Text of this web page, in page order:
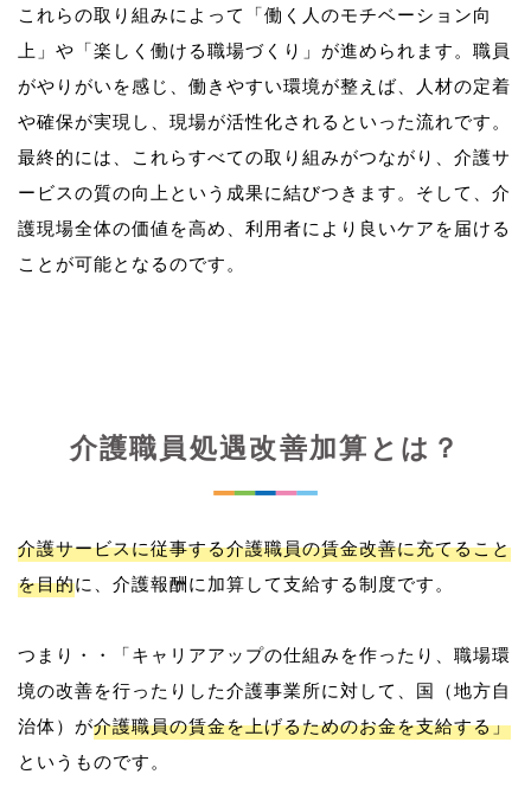
これらの取り組みによって「働く人のモチベーション向
上」や「楽しく働ける職場づくり」が進められます。職員
がやりがいを感じ、働きやすい環境が整えば、人材の定着
や確保が実現し、現場が活性化されるといった流れです。
最終的には、これらすべての取り組みがつながり、介護サ
ービスの質の向上という成果に結びつきます。そして、介
護現場全体の価値を高め、利用者により良いケアを届ける
介護職員処遇改善加算とは？
介護サービスに従事する介護職員の賃金改善に充てること
を目的に、介護報酬に加算して支給する制度です。
つまり・・「キャリアアップの仕組みを作ったり、職場環
境の改善を行ったりした介護事業所に対して、国（地方自
治体）が介護職員の賃金を上げるためのお金を支給する」
というものです。